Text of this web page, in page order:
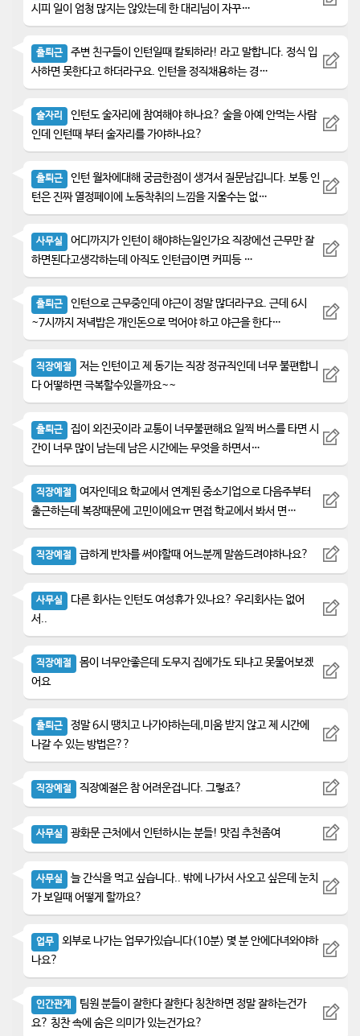
시피 일이 엄청 많지는 않았는데 한 대리님이 자꾸…
출퇴근
주변 친구들이 인턴일때 칼퇴하라! 라고 말합니다. 정식 입
사하면 못한다고 하더라구요. 인턴을 정직채용하는 경…
술자리
인턴도 술자리에 참여해야 하나요? 술을 아예 안먹는 사람
인데 인턴때 부터 술자리를 가야하나요?
출퇴근
인턴 월차에대해 궁금한점이 생겨서 질문남깁니다. 보통 인
턴은 진짜 열정페이에 노동착취의 느낌을 지울수는 없…
사무실
어디까지가 인턴이 해야하는일인가요 직장에선 근무만 잘
하면된다고생각하는데 아직도 인턴급이면 커피등 …
출퇴근
인턴으로 근무중인데 야근이 정말 많더라구요. 근데 6시
~7시까지 저녁밥은 개인돈으로 먹어야 하고 야근을 한다…
직장예절
저는 인턴이고 제 동기는 직장 정규직인데 너무 불편합니
다 어떻하면 극복할수있을까요~~
출퇴근
집이 외진곳이라 교통이 너무불편해요 일찍 버스를 타면 시
간이 너무 많이 남는데 남은 시간에는 무엇을 하면서…
직장예절
여자인데요 학교에서 연계된 중소기업으로 다음주부터
출근하는데 복장때문에 고민이에요ㅠ 면접 학교에서 봐서 면…
직장예절 급하게 반차를 써야할때 어느분께 말씀드려야하나요?
사무실
다른 회사는 인턴도 여성휴가 있나요? 우리회사는 없어
서..
직장예절
몸이 너무안좋은데 도무지 집에가도 되냐고 못물어보겠
어요
출퇴근
정말 6시 땡치고 나가야하는데,미움 받지 않고 제 시간에
나갈 수 있는 방법은??
직장예절 직장예절은 참 어려운겁니다. 그렇죠?
사무실 광화문 근처에서 인턴하시는 분들! 맛집 추천좀여
사무실
늘 간식을 먹고 싶습니다.. 밖에 나가서 사오고 싶은데 눈치
가 보일때 어떻게 할까요?
업무
외부로 나가는 업무가있습니다(10분) 몇 분 안에다녀와야하
나요?
인간관계
팀원 분들이 잘한다 잘한다 칭찬하면 정말 잘하는건가
요? 칭찬 속에 숨은 의미가 있는건가요?